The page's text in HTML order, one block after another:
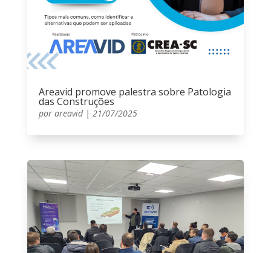
Areavid promove palestra sobre Patologia
das Construções
por areavid| 21/07/2025